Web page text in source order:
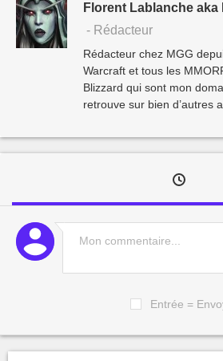
Florent Lablanche aka
- Rédacteur
Rédacteur chez MGG
Warcraft et tous les
Blizzard qui sont mon
retrouve sur bien d’autres
Entrée =